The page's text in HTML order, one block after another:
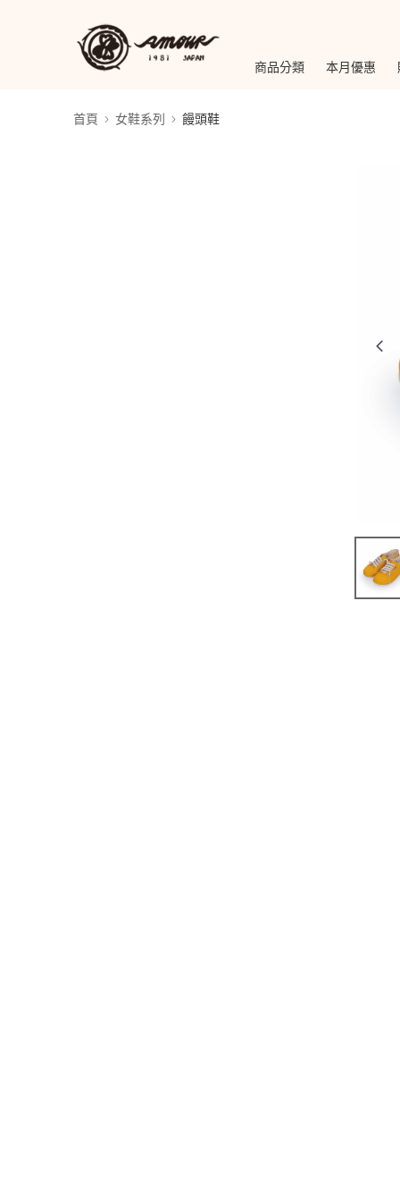
商品分類 本月優惠
首頁 女鞋系列 饅頭鞋